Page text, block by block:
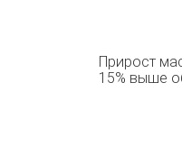
Прирост
15% выше